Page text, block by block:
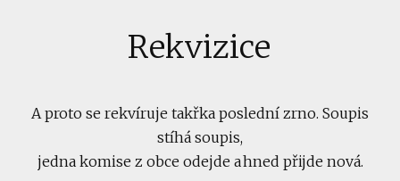
Rekvizice
A proto se rekvíruje takřka poslední zrno. Soupis
stíhá soupis,
jedna komise z obce odejde a hned přijde nová.